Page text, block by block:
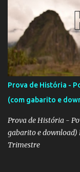
Prova de História -
(com gabarito e
Prova de História -
gabarito e download)
Trimestre